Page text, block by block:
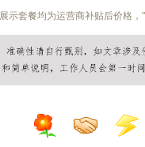
示套餐均为运营商补贴后价格